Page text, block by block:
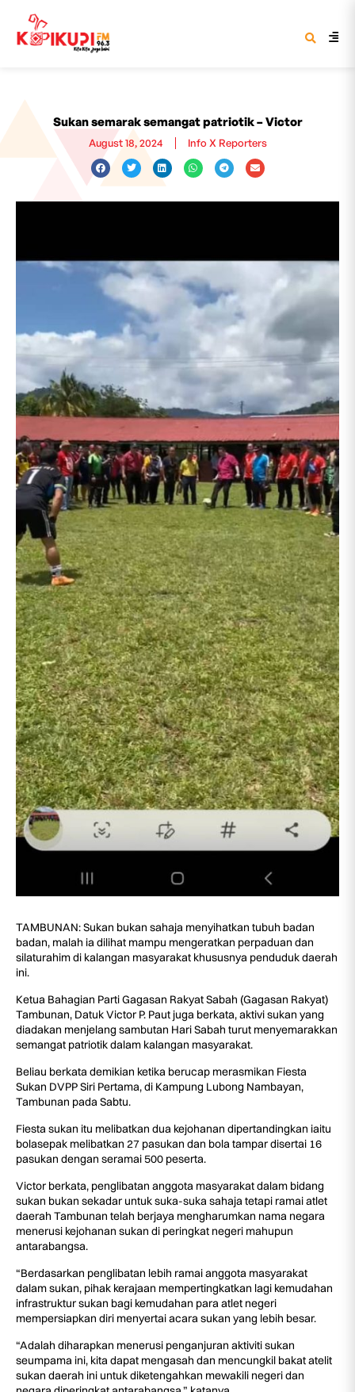
Sukan semarak semangat patriotik – Victor
August 18, 2024 Info X Reporters
TAMBUNAN: Sukan bukan sahaja menyihatkan tubuh badan
badan, malah ia dilihat mampu mengeratkan perpaduan dan
silaturahim di kalangan masyarakat khususnya penduduk daerah
ini.
Ketua Bahagian Parti Gagasan Rakyat Sabah (Gagasan Rakyat)
Tambunan, Datuk Victor P. Paut juga berkata, aktivi sukan yang
diadakan menjelang sambutan Hari Sabah turut menyemarakkan
semangat patriotik dalam kalangan masyarakat.
Beliau berkata demikian ketika berucap merasmikan Fiesta
Sukan DVPP Siri Pertama, di Kampung Lubong Nambayan,
Tambunan pada Sabtu.
Fiesta sukan itu melibatkan dua kejohanan dipertandingkan iaitu
bolasepak melibatkan 27 pasukan dan bola tampar disertai 16
pasukan dengan seramai 500 peserta.
Victor berkata, penglibatan anggota masyarakat dalam bidang
sukan bukan sekadar untuk suka-suka sahaja tetapi ramai atlet
daerah Tambunan telah berjaya mengharumkan nama negara
menerusi kejohanan sukan di peringkat negeri mahupun
antarabangsa.
“Berdasarkan penglibatan lebih ramai anggota masyarakat
dalam sukan, pihak kerajaan mempertingkatkan lagi kemudahan
infrastruktur sukan bagi kemudahan para atlet negeri
mempersiapkan diri menyertai acara sukan yang lebih besar.
“Adalah diharapkan menerusi penganjuran aktiviti sukan
seumpama ini, kita dapat mengasah dan mencungkil bakat atelit
sukan daerah ini untuk diketengahkan mewakili negeri dan